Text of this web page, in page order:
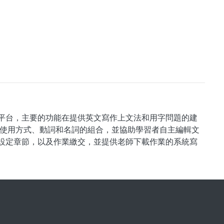
，主要的功能在提供英文寫作上文法和用字問題的建
用方式、動詞和名詞的組合，並協助學習者自主編輯文
章節，以及作業繳交，並提供老師下載作業的系統寫